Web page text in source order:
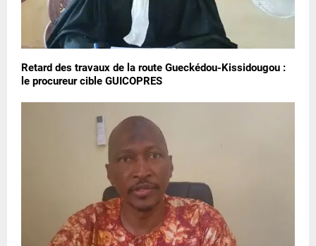
Retard des travaux de la route Gueckédou-Kissidougou :
le procureur cible GUICOPRES